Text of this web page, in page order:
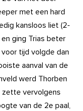
met een hard
kansloos liet (2-
ging Trias beter
tijd volgde dan
aanval van de
werd Thorben
zette vervolgens
van de 2e paal,